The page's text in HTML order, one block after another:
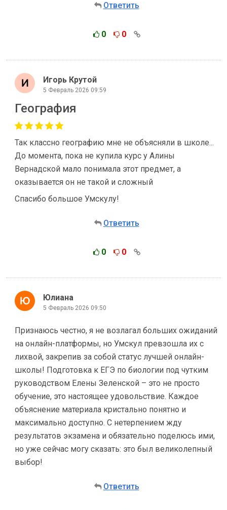
Ответить
0 0
Игорь Крутой
5 Февраль 2026 09:59
География
Так классно географию мне не объясняли в школе...
До момента, пока не купила курс у Алины
Вернадской мало понимала этот предмет, а
оказывается он не такой и сложный
Спасибо большое Умскулу!
Ответить
0 0
Юлиана
5 Февраль 2026 09:50
Признаюсь честно, я не возлагал больших ожиданий
на онлайн-платформы, но Умскул превзошла их с
лихвой, закрепив за собой статус лучшей онлайн-
школы! Подготовка к ЕГЭ по биологии под чутким
руководством Елены Зеленской – это не просто
обучение, это настоящее удовольствие. Каждое
объяснение материала кристально понятно и
максимально доступно. С нетерпением жду
результатов экзамена и обязательно поделюсь ими,
но уже сейчас могу сказать: это был великолепный
выбор!
Ответить